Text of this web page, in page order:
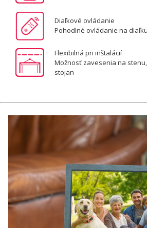
Diaľkové ovládanie
Pohodlné ovládanie na diaľku
Flexibilná pri inštalácií
Možnosť zavesenia na
stojan